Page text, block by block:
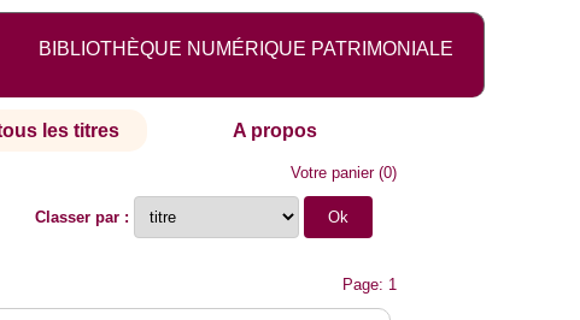
BIBLIOTHÈQUE NUMÉRIQUE PATRIMONIALE
les titres A propos
Votre panier(0)
Classer par :
Page: 1